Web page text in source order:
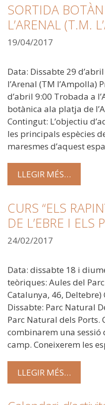
SORTIDA
L’ARENAL (T.M.
19/04/2017
Data: Dissabte 29
l’Arenal (TM l’Ampolla)
d’abril 9:00 Trobada a
botànica ala platja de
Contingut: L’objectiu
les principals espècies
maresmes d’aquest
LLEGIR MÉS…
CURS “ELS
DE L’EBRE I ELS
24/02/2017
Data: dissabte 18 i
teòriques: Aules del
Catalunya, 46, Deltebre)
Dissabte: Parc Natural
Parc Natural dels Ports.
combinarem una
camp. Coneixerem les
LLEGIR MÉS…